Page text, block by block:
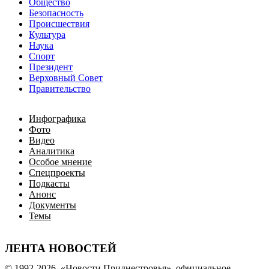
Безопасность
Происшествия
Культура
Наука
Спорт
Президент
Верховный Совет
Правительство
Инфографика
Фото
Видео
Аналитика
Особое мнение
Спецпроекты
Подкасты
Анонс
Документы
Темы
ЛЕНТА НОВОСТЕЙ